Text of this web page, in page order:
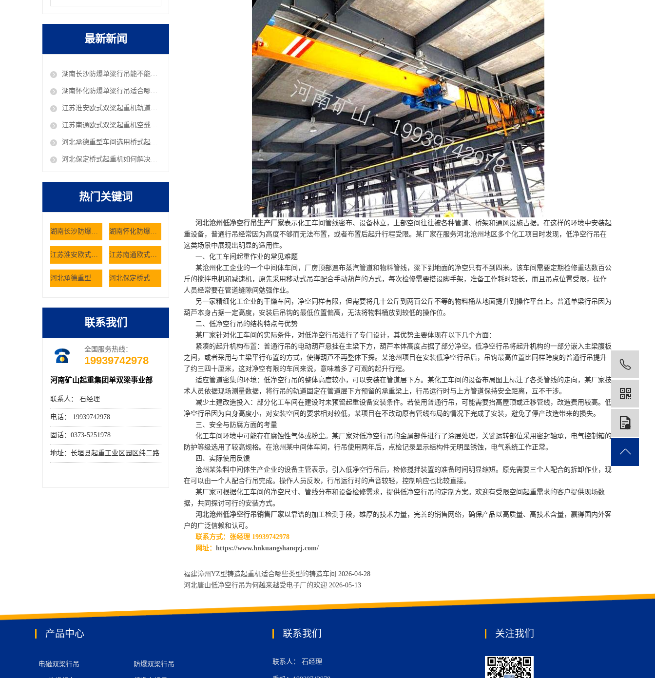
最新新闻
湖南长沙防爆单梁行吊能不能在油库车间作业
湖南怀化防爆单梁行吊适合哪些危险工况使用
江苏淮安欧式双梁起重机轨道铺设有哪些规范 欧式行吊厂家
江苏南通欧式双梁起重机空载抖动是什么原因 欧式行吊厂家
河北承德重型车间选用桥式起重机有哪些核心考量因素
河北保定桥式起重机如何解决仓储大件货物的搬运难题
热门关键词
湖南长沙防爆单梁行吊能不能在油库车间作业 湖南怀化防爆单梁行吊适合哪些危险工况使用
江苏淮安欧式双梁起重机轨道铺设有哪些规范 欧式行吊厂家 江苏南通欧式双梁起重机空载抖动是什么原因 欧式行吊厂家
河北承德重型车间选用桥式起重机有哪些核心考量因素 河北保定桥式起重机如何解决仓储大件货物的搬运难题
联系我们
全国服务热线：
19939742978
河南矿山起重集团单双梁事业部
联系人： 石经理
电话： 19939742978
固话：0373-5251978
地址：长垣县起重工业区园区纬二路
河北沧州低净空行吊生产厂家表示化工车间管线密布、设备林立，上部空间往往被各种管道、桥架和通风设施占据。在这样的环境中安装起
重设备，普通行吊经常因为高度不够而无法布置，或者布置后起升行程受限。某厂家在服务河北沧州地区多个化工项目时发现，低净空行吊在
这类场景中展现出明显的适用性。
一、化工车间起重作业的常见难题
某沧州化工企业的一个中间体车间，厂房顶部遍布蒸汽管道和物料管线，梁下到地面的净空只有不到四米。该车间需要定期检修重达数百公
斤的搅拌电机和减速机，原先采用移动式吊车配合手动葫芦的方式，每次检修需要搭设脚手架，准备工作耗时较长，而且吊点位置受限，操作
人员经常要在管道缝隙间勉强作业。
另一家精细化工企业的干燥车间，净空同样有限，但需要将几十公斤到两百公斤不等的物料桶从地面提升到操作平台上。普通单梁行吊因为
葫芦本身占据一定高度，安装后吊钩的最低位置偏高，无法将物料桶放到较低的操作位。
二、低净空行吊的结构特点与优势
某厂家针对化工车间的实际条件，对低净空行吊进行了专门设计，其优势主要体现在以下几个方面：
紧凑的起升机构布置：普通行吊的电动葫芦悬挂在主梁下方，葫芦本体高度占据了部分净空。低净空行吊将起升机构的一部分嵌入主梁腹板
之间，或者采用与主梁平行布置的方式，使得葫芦不再整体下探。某沧州项目在安装低净空行吊后，吊钩最高位置比同样跨度的普通行吊提升
了约三四十厘米，这对净空有限的车间来说，意味着多了可观的起升行程。
适应管道密集的环境：低净空行吊的整体高度较小，可以安装在管道层下方。某化工车间的设备布局图上标注了各类管线的走向，某厂家技
术人员依据现场测量数据，将行吊的轨道固定在管道层下方预留的承重梁上，行吊运行时与上方管道保持安全距离，互不干涉。
减少土建改造投入：部分化工车间在建设时未预留起重设备安装条件。若使用普通行吊，可能需要抬高屋顶或迁移管线，改造费用较高。低
净空行吊因为自身高度小，对安装空间的要求相对较低，某项目在不改动原有管线布局的情况下完成了安装，避免了停产改造带来的损失。
三、安全与防腐方面的考量
化工车间环境中可能存在腐蚀性气体或粉尘。某厂家对低净空行吊的金属部件进行了涂层处理，关键运转部位采用密封轴承，电气控制箱的
防护等级选用了较高规格。在沧州某中间体车间，行吊使用两年后，点检记录显示结构件无明显锈蚀，电气系统工作正常。
四、实际使用反馈
沧州某染料中间体生产企业的设备主管表示，引入低净空行吊后，检修搅拌装置的准备时间明显缩短。原先需要三个人配合的拆卸作业，现
在可以由一个人配合行吊完成。操作人员反映，行吊运行时的声音较轻，控制响应也比较直接。
某厂家可根据化工车间的净空尺寸、管线分布和设备检修需求，提供低净空行吊的定制方案。欢迎有受限空间起重需求的客户提供现场数
据，共同探讨可行的安装方式。
河北沧州低净空行吊销售厂家以靠谱的加工检测手段，雄厚的技术力量，完善的销售网络，确保产品以高质量、高技术含量，赢得国内外客
户的广泛信赖和认可。
联系方式：张经理 19939742978
网址： https://www.hnkuangshanqzj.com/
福建漳州YZ型铸造起重机适合哪些类型的铸造车间 2026-04-28
河北唐山低净空行吊为何越来越受电子厂的欢迎 2026-05-13
产品中心
电磁双梁行吊 防爆双梁行吊
联系我们
联系人： 石经理
关注我们